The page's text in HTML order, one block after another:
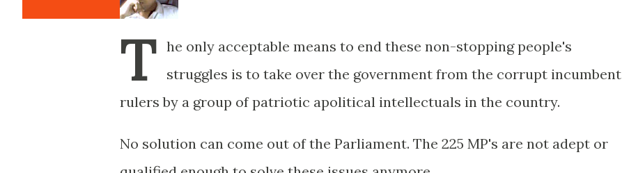
T
he only acceptable means to end these non-stopping people's
struggles is to take over the government from the corrupt incumbent
rulers by a group of patriotic apolitical intellectuals in the country.
No solution can come out of the Parliament. The 225 MP's are not adept or